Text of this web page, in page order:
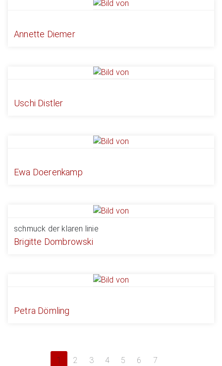
Annette Diemer
Uschi Distler
Ewa Doerenkamp
schmuck der klaren linie
Brigitte Dombrowski
Petra Dömling
1 2 3 4 5 6 7